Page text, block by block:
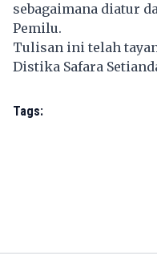
sebagaimana diatur
Pemilu.
Tulisan ini telah
Distika Safara
Tags: